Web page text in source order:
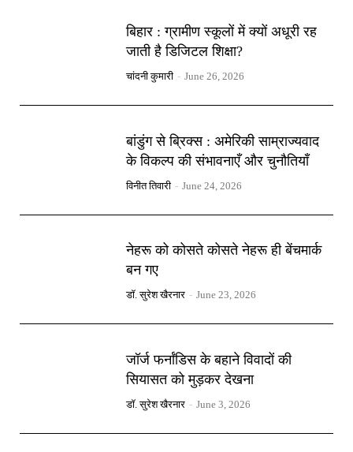
बिहार : ग्रामीण स्कूलों में क्यों अधूरी रह
जाती है डिजिटल शिक्षा?
चांदनी कुमारी - June 26, 2026
बांडुंग से ब्रिक्स : अमेरिकी साम्राज्यवाद
के विकल्प की संभावनाएँ और चुनौतियाँ
विनीत तिवारी - June 24, 2026
नेहरू को कोसते कोसते नेहरू ही बेंचमार्क
बन गए
डॉ. सुरेश खैरनार - June 23, 2026
जॉर्ज फर्नांडिस के बहाने विवादों की
सियासत को मुड़कर देखना
डॉ. सुरेश खैरनार - June 3, 2026